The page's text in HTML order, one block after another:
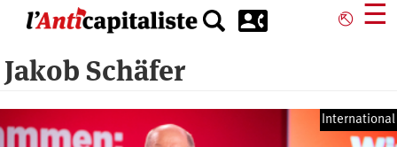
principal
⎋ ☰
Jakob Schäfer
International